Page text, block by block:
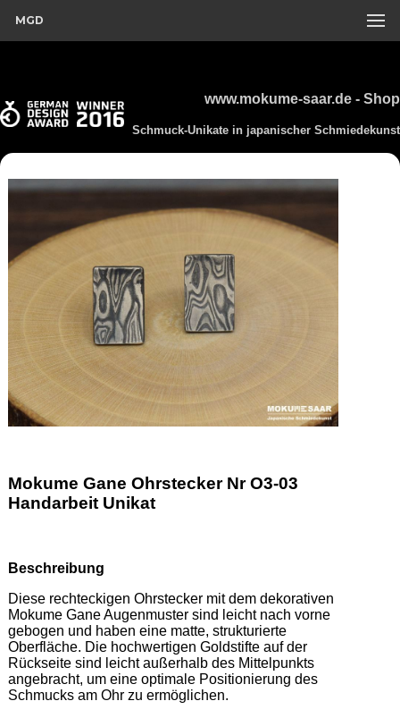
MGD
www.mokume-saar.de - Shop
Schmuck-Unikate in japanischer Schmiedekunst
Mokume Gane Ohrstecker Nr O3-03
Handarbeit Unikat
Beschreibung
Diese rechteckigen Ohrstecker mit dem dekorativen
Mokume Gane Augenmuster sind leicht nach vorne
gebogen und haben eine matte, strukturierte
Oberfläche. Die hochwertigen Goldstifte auf der
Rückseite sind leicht außerhalb des Mittelpunkts
angebracht, um eine optimale Positionierung des
Schmucks am Ohr zu ermöglichen.